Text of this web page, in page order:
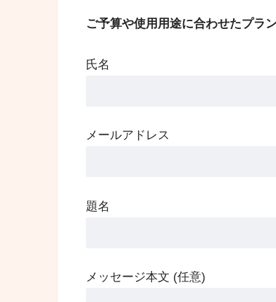
ご予算や使用用途に合わせたプラ
氏名
メールアドレス
題名
メッセージ本文 (任意)